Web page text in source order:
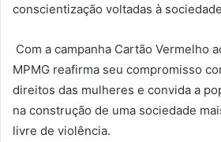
conscientização voltadas à
Com a campanha Cartão Vermelho
MPMG reafirma seu compromisso
direitos das mulheres e convida a
na construção de uma sociedade
livre de violência.